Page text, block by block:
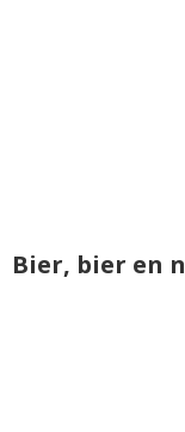
Bier, bier en